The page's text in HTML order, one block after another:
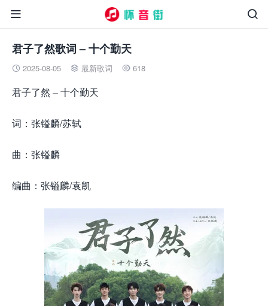


君子了然歌词 – 十个勤天
 2025-08-05  最新歌词  618
君子了然 – 十个勤天
词：张镒麟/苏轼
曲：张镒麟
编曲：张镒麟/袁凯